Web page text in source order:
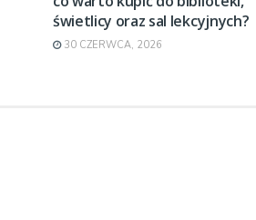
świetlicy oraz sal lekcyjnych?
30 CZERWCA, 2026